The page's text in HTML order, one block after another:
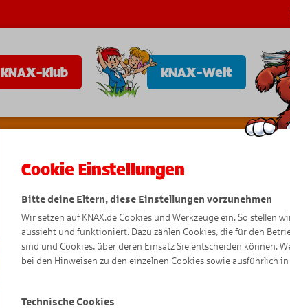
KNAX-Klub KNAX-Welt
Cookie Einstellungen
Bitte deine Eltern, diese Einstellungen vorzunehmen
Wir setzen auf KNAX.de Cookies und Werkzeuge ein. So stellen
aussieht und funktioniert. Dazu zählen Cookies, die für den
sind und Cookies, über deren Einsatz Sie entscheiden können.
bei den Hinweisen zu den einzelnen Cookies sowie ausführlich
Technische Cookies